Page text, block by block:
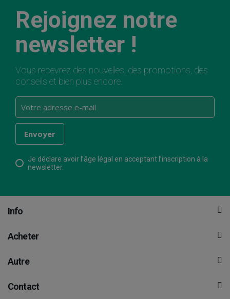
Rejoignez notre
newsletter !
Vous recevrez des nouvelles, des promotions, des
conseils et bien plus encore.
Je déclare avoir l’âge légal en acceptant l’inscription à la
newsletter.
Info
Acheter
Autre
Contact